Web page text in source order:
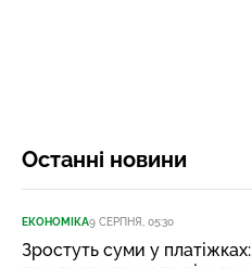
Останні новини
ЕКОНОМІКА9 СЕРПНЯ, 05:30
Зростуть суми у